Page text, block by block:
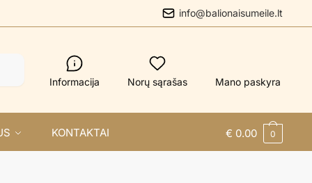
info@balionaisumeile.lt
Informacija Norų sąrašas Mano paskyra
KONTAKTAI € 0.00 0